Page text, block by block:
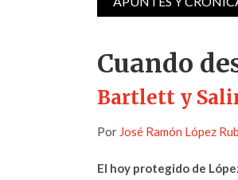
Cuando
Bartlett y
Por José Ramón López
El hoy protegido de